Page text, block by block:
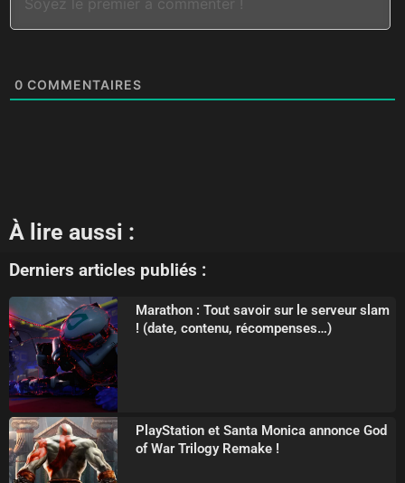
0 COMMENTAIRES
À lire aussi :
Derniers articles publiés :
Marathon : Tout savoir sur le serveur slam
! (date, contenu, récompenses…)
PlayStation et Santa Monica annonce God
of War Trilogy Remake !